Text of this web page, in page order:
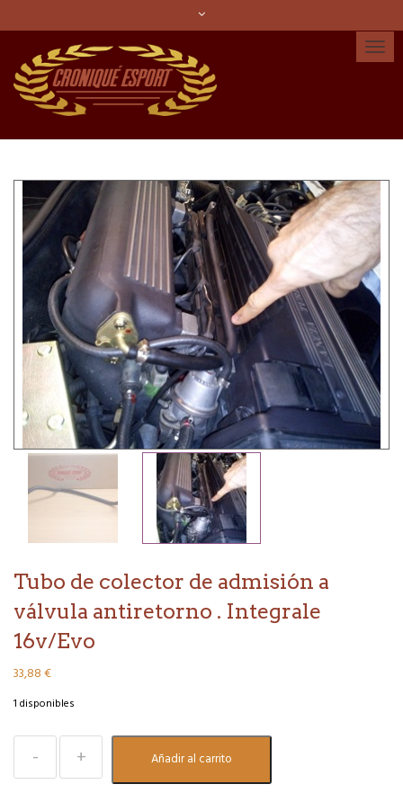
Cuenta
Tubo de colector de admisión a
válvula antiretorno . Integrale
16v/Evo
33,88€
1 disponibles
Tubo
colector
Añadir al carrito